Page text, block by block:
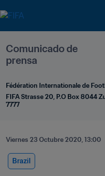
Comunicado de
prensa
Fédération Internationale de
FIFA Strasse 20, P.O Box 8044
7777
Viernes 23 Octubre 2020, 13:00
Brazil